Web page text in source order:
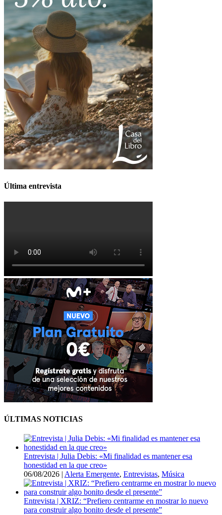
Última entrevista
ÚLTIMAS NOTICIAS
Entrevista | Julia Debis: «Mi finalidad es mantener esa
honestidad en la que creo»
06/08/2026 | Alerta Emergente, Entrevistas, Música
Entrevista | XRIZ: “Prefiero centrarme en mostrar lo nuevo
para construir algo bonito desde el presente”